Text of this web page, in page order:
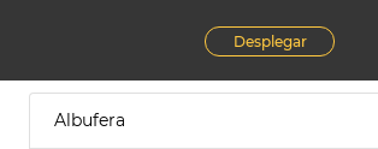
Desplegar
Albufera